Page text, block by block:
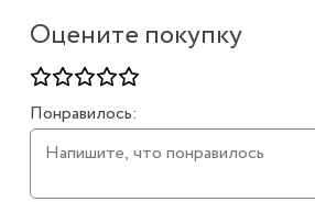
Оцените покупку
Понравилось: